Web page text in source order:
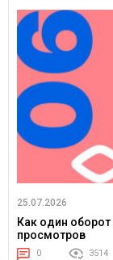
25.07.2026
Как один
просмотров
0 3514